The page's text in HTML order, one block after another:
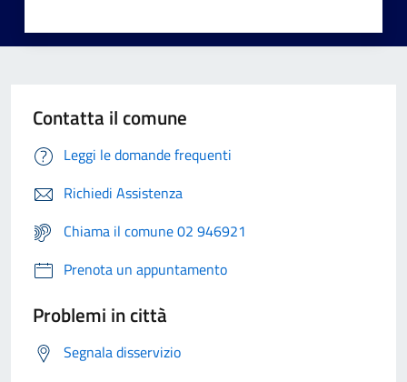
Contatta il comune
Leggi le domande frequenti
Richiedi Assistenza
Chiama il comune 02 946921
Prenota un appuntamento
Problemi in città
Segnala disservizio